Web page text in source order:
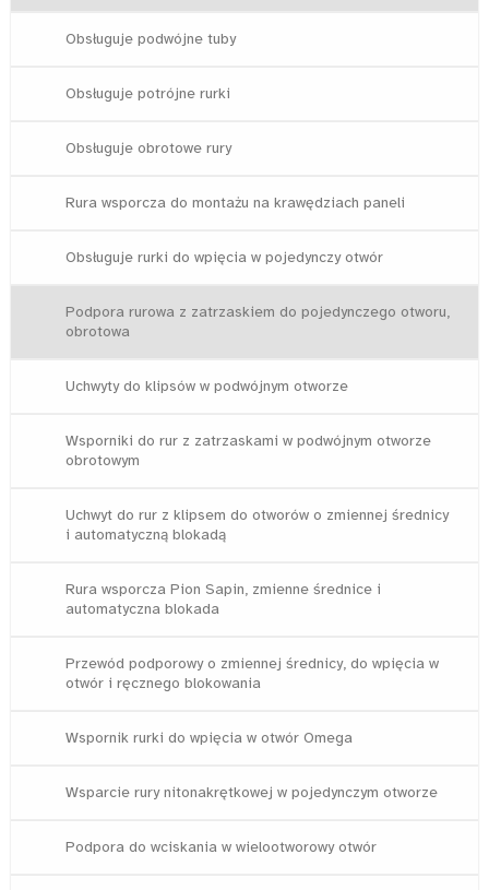
Obsługuje podwójne tuby
Obsługuje potrójne rurki
Obsługuje obrotowe rury
Rura wsporcza do montażu na krawędziach paneli
Obsługuje rurki do wpięcia w pojedynczy otwór
Podpora rurowa z zatrzaskiem do pojedynczego otworu,
obrotowa
Uchwyty do klipsów w podwójnym otworze
Wsporniki do rur z zatrzaskami w podwójnym otworze
obrotowym
Uchwyt do rur z klipsem do otworów o zmiennej średnicy
i automatyczną blokadą
Rura wsporcza Pion Sapin, zmienne średnice i
automatyczna blokada
Przewód podporowy o zmiennej średnicy, do wpięcia w
otwór i ręcznego blokowania
Wspornik rurki do wpięcia w otwór Omega
Wsparcie rury nitonakrętkowej w pojedynczym otworze
Podpora do wciskania w wielootworowy otwór